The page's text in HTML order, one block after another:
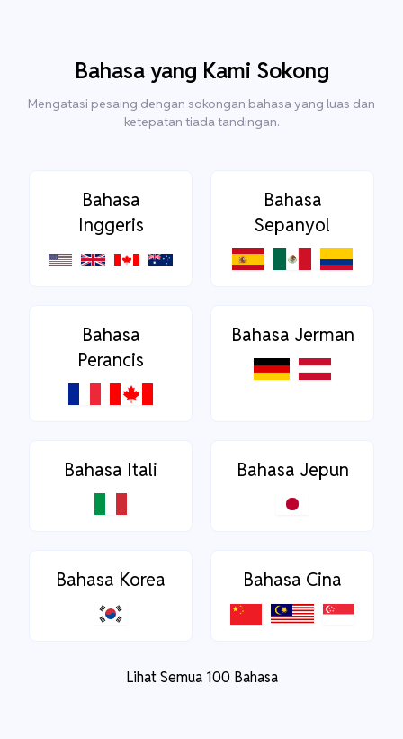
Bahasa yang Kami Sokong
Mengatasi pesaing dengan sokongan bahasa yang luas dan
ketepatan tiada tandingan.
Bahasa
Inggeris
Bahasa
Sepanyol
Bahasa
Perancis
Bahasa Jerman
Bahasa Itali Bahasa Jepun
Bahasa Korea Bahasa Cina
Lihat Semua 100 Bahasa